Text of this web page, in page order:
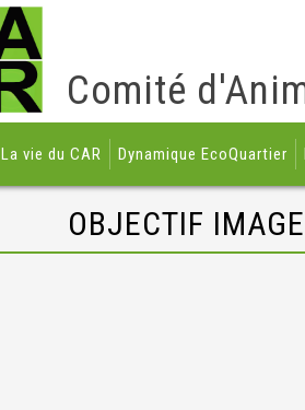
Comité
La vie du CAR Dynamique EcoQuartier
OBJECTIF